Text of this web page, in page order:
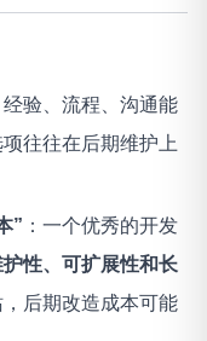
经验、流程、沟通能
往往在后期维护上
” ：一个优秀的开发
性、可扩展性和长
后期改造成本可能